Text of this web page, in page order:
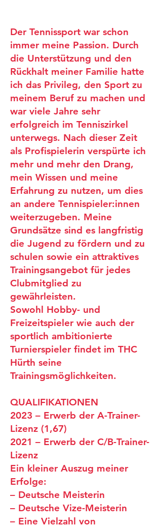
Der Tennissport war schon
immer meine Passion. Durch
die Unterstützung und den
Rückhalt meiner Familie hatte
ich das Privileg, den Sport zu
meinem Beruf zu machen und
war viele Jahre sehr
erfolgreich im Tenniszirkel
unterwegs. Nach dieser Zeit
als Profispielerin verspürte ich
mehr und mehr den Drang,
mein Wissen und meine
Erfahrung zu nutzen, um dies
an andere Tennispieler:innen
weiterzugeben. Meine
Grundsätze sind es langfristig
die Jugend zu fördern und zu
schulen sowie ein attraktives
Trainingsangebot für jedes
Clubmitglied zu
gewährleisten.
Sowohl Hobby- und
Freizeitspieler wie auch der
sportlich ambitionierte
Turnierspieler findet im THC
Hürth seine
Trainingsmöglichkeiten.
QUALIFIKATIONEN
2023 – Erwerb der A-Trainer-
Lizenz (1,67)
2021 – Erwerb der C/B-Trainer-
Lizenz
Ein kleiner Auszug meiner
Erfolge:
– Deutsche Meisterin
– Deutsche Vize-Meisterin
– Eine Vielzahl von